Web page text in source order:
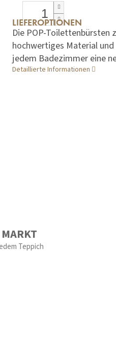
LIEFEROPTIONEN
Die POP-Toilettenbürsten
hochwertiges Material
jedem Badezimmer eine
Detaillierte Informationen
Teppich